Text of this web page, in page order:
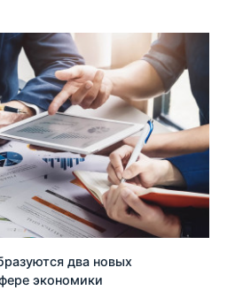
два новых
экономики